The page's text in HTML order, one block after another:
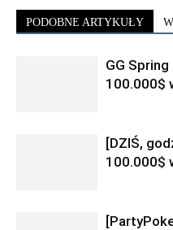
PODOBNE ARTYKUŁY
GG
100.000$
[DZIŚ,
100.000$